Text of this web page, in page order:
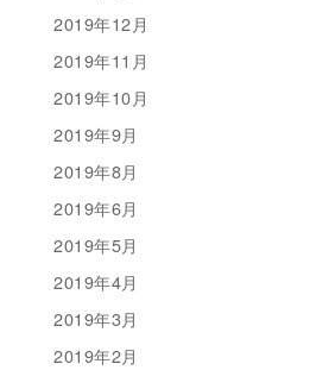
2019年12月
2019年11月
2019年10月
2019年9月
2019年8月
2019年6月
2019年5月
2019年4月
2019年3月
2019年2月